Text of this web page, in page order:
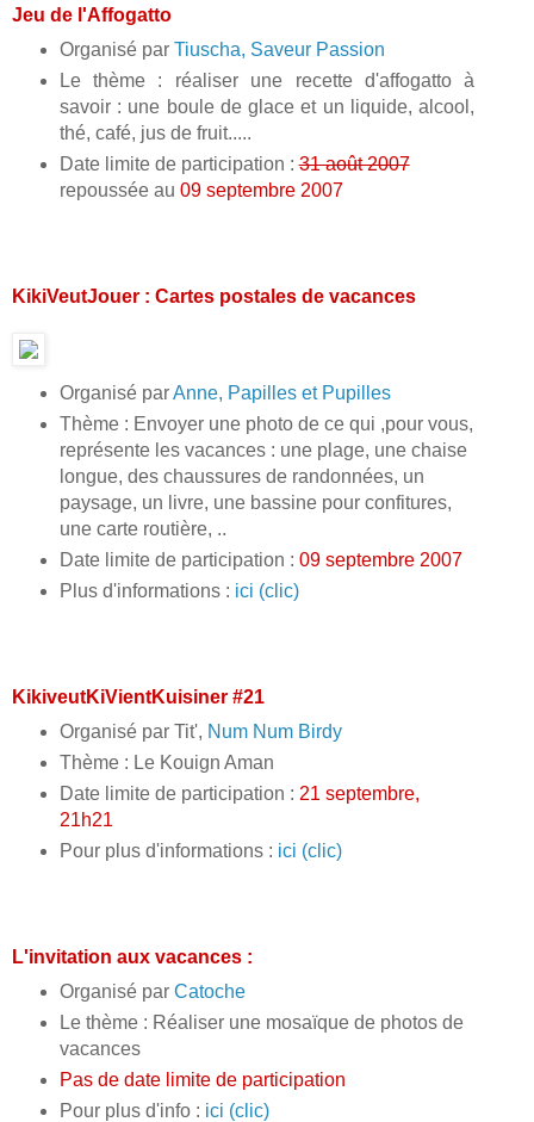
Jeu de l'Affogatto
Organisé par Tiuscha, Saveur Passion
Le thème : réaliser une recette d'affogatto à
savoir : une boule de glace et un liquide, alcool,
thé, café, jus de fruit.....
Date limite de participation :31 août 2007
repoussée au 09 septembre 2007
KikiVeutJouer : Cartes postales de vacances
Organisé parAnne, Papilles et Pupilles
Thème : Envoyer une photo de ce qui ,pour vous,
représente les vacances : une plage, une chaise
longue, des chaussures de randonnées, un
paysage, un livre, une bassine pour confitures,
une carte routière, ..
Date limite de participation : 09 septembre 2007
Plus d'informations : ici (clic)
KikiveutKiVientKuisiner #21
Organisé par Tit', Num Num Birdy
Thème : Le Kouign Aman
Date limite de participation : 21 septembre,
21h21
Pour plus d'informations : ici (clic)
L'invitation aux vacances :
Organisé par Catoche
Le thème : Réaliser une mosaïque de photos de
vacances
Pas de date limite de participation
Pour plus d'info : ici (clic)